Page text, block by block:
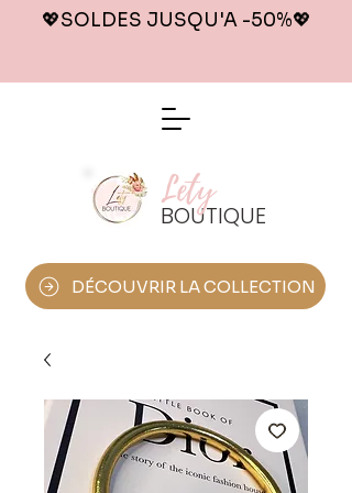
💖SOLDES JUSQU'A -50%💖
BOUTIQUE
Lety
DÉCOUVRIR LA COLLECTION